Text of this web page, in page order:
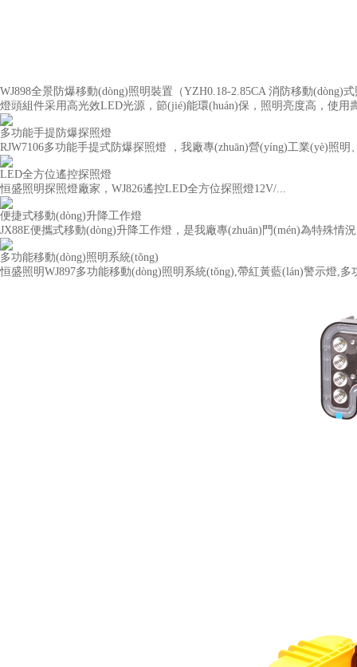
WJ898全景防爆移動(dòng)照明裝置（YZH0.18-2.85CA 消防移動(dòng)
燈頭組件采用高光效LED光源，節(jié)能環(huán)保，照明亮度高，使用
多功能手提防爆探照燈
RJW7106多功能手提式防爆探照燈 ，我廠專(zhuān)營(yíng)工業(yè)照明
LED全方位遙控探照燈
恒盛照明探照燈廠家，WJ826遙控LED全方位探照燈12V/...
便捷式移動(dòng)升降工作燈
JX88E便攜式移動(dòng)升降工作燈，是我廠專(zhuān)門(mén)為特殊情
多功能移動(dòng)照明系統(tǒng)
恒盛照明WJ897多功能移動(dòng)照明系統(tǒng),帶紅黃藍(lán)警示燈,多